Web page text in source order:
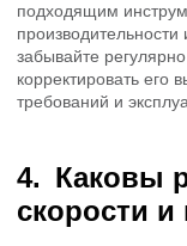
подходящим
забывайте
корректировать его
требований и
Каковы
скорости и